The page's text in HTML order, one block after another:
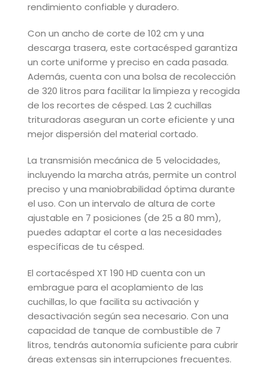
rendimiento confiable y duradero.
Con un ancho de corte de 102 cm y una
descarga trasera, este cortacésped garantiza
un corte uniforme y preciso en cada pasada.
Además, cuenta con una bolsa de recolección
de 320 litros para facilitar la limpieza y recogida
de los recortes de césped. Las 2 cuchillas
trituradoras aseguran un corte eficiente y una
mejor dispersión del material cortado.
La transmisión mecánica de 5 velocidades,
incluyendo la marcha atrás, permite un control
preciso y una maniobrabilidad óptima durante
el uso. Con un intervalo de altura de corte
ajustable en 7 posiciones (de 25 a 80 mm),
puedes adaptar el corte a las necesidades
específicas de tu césped.
El cortacésped XT 190 HD cuenta con un
embrague para el acoplamiento de las
cuchillas, lo que facilita su activación y
desactivación según sea necesario. Con una
capacidad de tanque de combustible de 7
litros, tendrás autonomía suficiente para cubrir
áreas extensas sin interrupciones frecuentes.